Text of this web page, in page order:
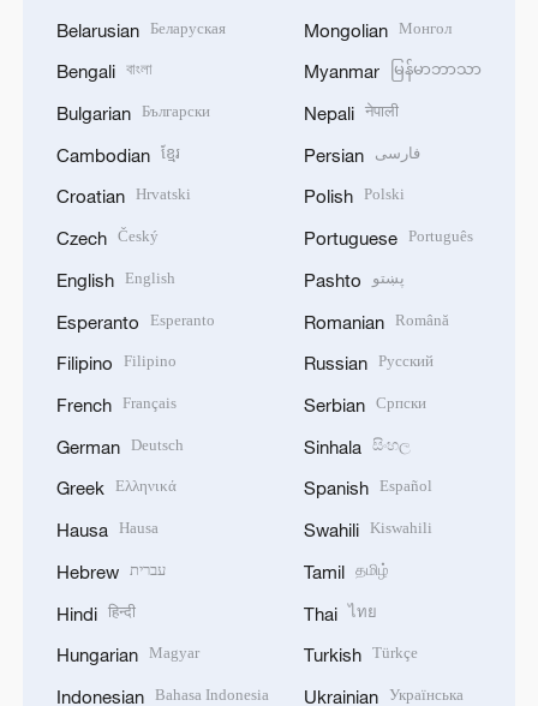
Belarusian Беларуская
Bengali বাংলা
Bulgarian Български
Cambodian ខ្មែរ
Croatian Hrvatski
Czech Český
English English
Esperanto Esperanto
Filipino Filipino
French Français
German Deutsch
Greek Ελληνικά
Hausa Hausa
Hebrew עברית
Hindi हिन्दी
Hungarian Magyar
Indonesian Bahasa Indonesia
Mongolian Монгол
Myanmar မြန်မာဘာသာ
Nepali नेपाली
Persian فارسی
Polish Polski
Portuguese Português
Pashto پښتو
Romanian Română
Russian Русский
Serbian Српски
Sinhala සිංහල
Spanish Español
Swahili Kiswahili
Tamil தமிழ்
Thai ไทย
Turkish Türkçe
Ukrainian Українська